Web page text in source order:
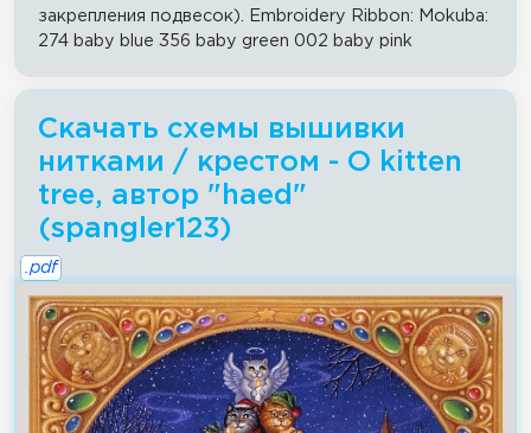
закрепления подвесок). Embroidery Ribbon: Mokuba:
274 baby blue 356 baby green 002 baby pink
Скачать схемы вышивки
нитками / крестом - O kitten
tree, автор "haed"
(spangler123)
.pdf